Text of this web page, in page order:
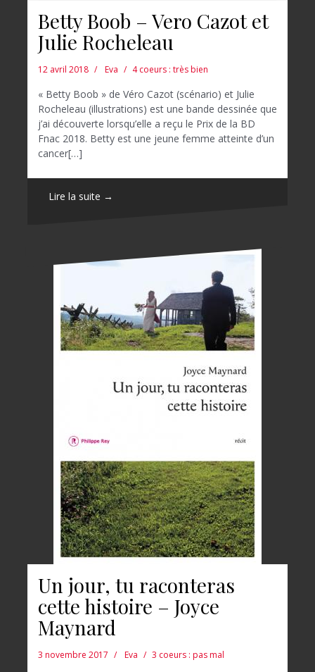
Betty Boob – Vero Cazot et
Julie Rocheleau
12 avril 2018 Eva 4 coeurs : très bien
« Betty Boob » de Véro Cazot (scénario) et Julie
Rocheleau (illustrations) est une bande dessinée que
j’ai découverte lorsqu’elle a reçu le Prix de la BD
Fnac 2018. Betty est une jeune femme atteinte d’un
cancer[…]
Lire la suite →
Un jour, tu raconteras
cette histoire – Joyce
Maynard
3 novembre 2017 Eva 3 coeurs : pas mal